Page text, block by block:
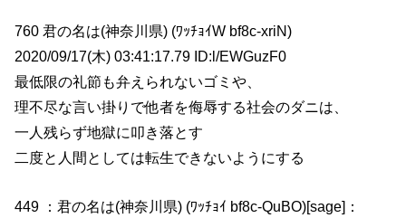
760 君の名は(神奈川県) (ﾜｯﾁｮｲW bf8c-xriN)
2020/09/17(木) 03:41:17.79 ID:l/EWGuzF0
最低限の礼節も弁えられないゴミや、
理不尽な言い掛りで他者を侮辱する社会のダニは、
一人残らず地獄に叩き落とす
二度と人間としては転生できないようにする
449 ：君の名は(神奈川県) (ﾜｯﾁｮｲ bf8c-QuBO)[sage]：